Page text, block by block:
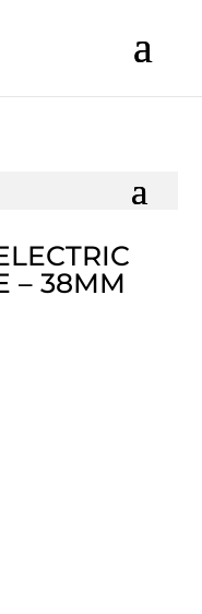
– 38MM